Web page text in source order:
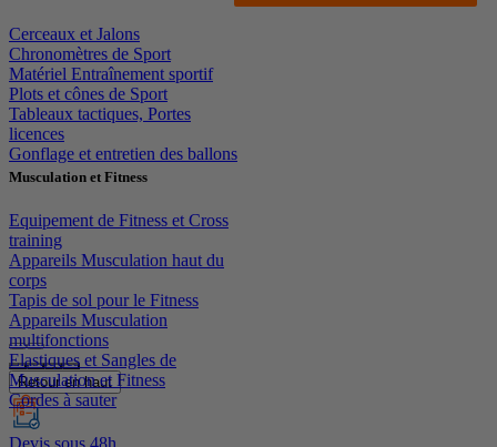
Cerceaux et Jalons
Chronomètres de Sport
Matériel Entraînement sportif
Plots et cônes de Sport
Tableaux tactiques, Portes
licences
Gonflage et entretien des ballons
Musculation et Fitness
Equipement de Fitness et Cross
training
Appareils Musculation haut du
corps
Tapis de sol pour le Fitness
Appareils Musculation
multifonctions
Elastiques et Sangles de
Musculation et Fitness
Cordes à sauter
Retour en haut